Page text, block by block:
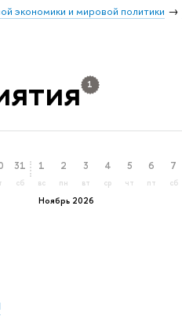
экономики и мировой политики
1
31
сб
Ноябрь 2026
1
вс
2
пн
3
вт
4
ср
5
чт
6
пт
7
сб